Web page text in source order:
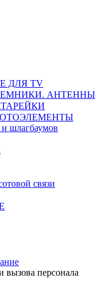
ДЛЯ TV
АНТЕННЫ
и шлагбаумов
связи
вызова персонала